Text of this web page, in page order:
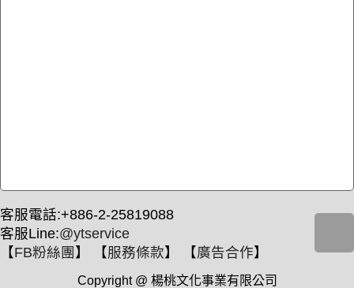
客服電話:+886-2-25819088
客服Line:@ytservice
【FB粉絲團 】 【服務條款】 【廣告合作】
Copyright @ 楊桃文化事業有限公司